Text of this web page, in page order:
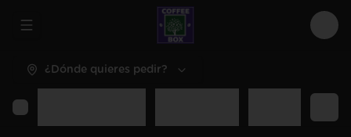
Abrir menu de navegación
¿Dónde quieres pedir?